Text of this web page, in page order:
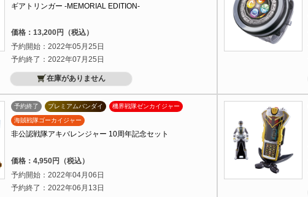
ギアトリンガー -MEMORIAL EDITION-
価格：13,200円（税込）
予約開始：2022年05月25日
予約終了：2022年07月25日
在庫がありません
予約終了 プレミアムバンダイ 機界戦隊ゼンカイジャー
海賊戦隊ゴーカイジャー
非公認戦隊アキバレンジャー 10周年記念セット
価格：4,950円（税込）
予約開始：2022年04月06日
予約終了：2022年06月13日